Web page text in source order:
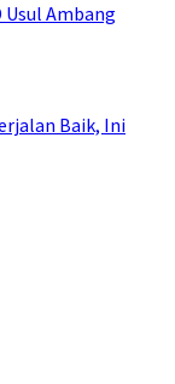
Usul Ambang
Baik, Ini